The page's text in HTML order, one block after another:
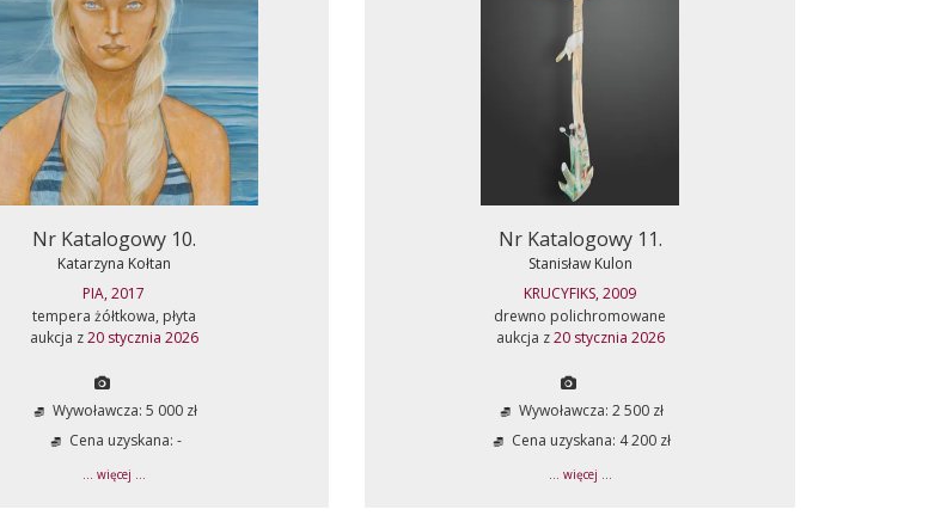
Nr Katalogowy 10.
Katarzyna Kołtan
PIA, 2017
tempera żółtkowa, płyta
aukcja z20 stycznia 2026
Wywoławcza: 5 000 zł
Cena uzyskana: -
... więcej ...
Nr Katalogowy 11.
Stanisław Kulon
KRUCYFIKS, 2009
drewno polichromowane
aukcja z20 stycznia 2026
Wywoławcza: 2 500 zł
Cena uzyskana: 4 200 zł
... więcej ...